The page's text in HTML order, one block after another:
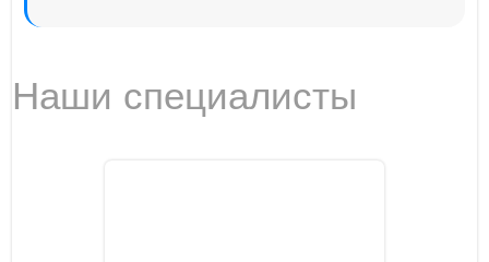
Наши специалисты